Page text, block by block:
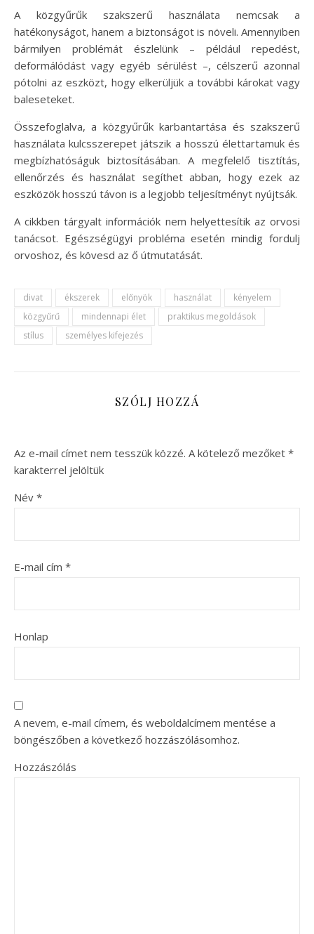
A közgyűrűk szakszerű használata nemcsak a
hatékonyságot, hanem a biztonságot is növeli. Amennyiben
bármilyen problémát észlelünk – például repedést,
deformálódást vagy egyéb sérülést –, célszerű azonnal
pótolni az eszközt, hogy elkerüljük a további károkat vagy
baleseteket.
Összefoglalva, a közgyűrűk karbantartása és szakszerű
használata kulcsszerepet játszik a hosszú élettartamuk és
megbízhatóságuk biztosításában. A megfelelő tisztítás,
ellenőrzés és használat segíthet abban, hogy ezek az
eszközök hosszú távon is a legjobb teljesítményt nyújtsák.
A cikkben tárgyalt információk nem helyettesítik az orvosi
tanácsot. Egészségügyi probléma esetén mindig fordulj
orvoshoz, és kövesd az ő útmutatását.
divat ékszerek előnyök használat
kényelem
közgyűrű
mindennapi élet
praktikus megoldások
stílus
személyes kifejezés
SZÓLJ HOZZÁ
Az e-mail címet nem tesszük közzé. A kötelező mezőket *
karakterrel jelöltük
Név *
E-mail cím *
Honlap
A nevem, e-mail címem, és weboldalcímem mentése a
böngészőben a következő hozzászólásomhoz.
Hozzászólás